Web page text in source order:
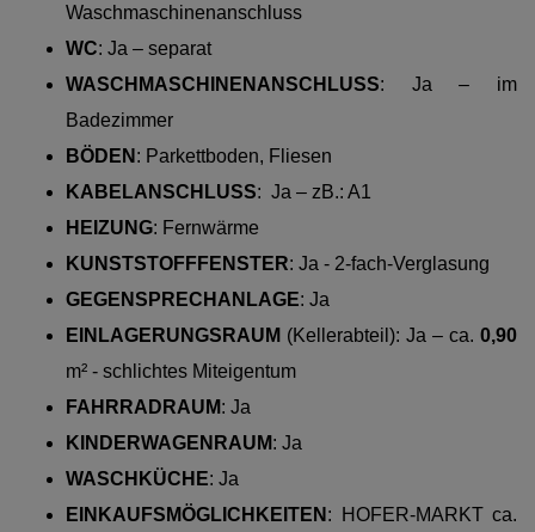
Waschmaschinenanschluss
WC: Ja – separat
WASCHMASCHINENANSCHLUSS: Ja – im
Badezimmer
BÖDEN : Parkettboden, Fliesen
KABELANSCHLUSS: Ja – zB.: A1
HEIZUNG: Fernwärme
KUNSTSTOFFFENSTER: Ja - 2-fach-Verglasung
GEGENSPRECHANLAGE: Ja
EINLAGERUNGSRAUM (Kellerabteil): Ja – ca. 0,90
m² - schlichtes Miteigentum
FAHRRADRAUM: Ja
KINDERWAGENRAUM: Ja
WASCHKÜCHE: Ja
EINKAUFSMÖGLICHKEITEN :
HOFER-MARKT ca.